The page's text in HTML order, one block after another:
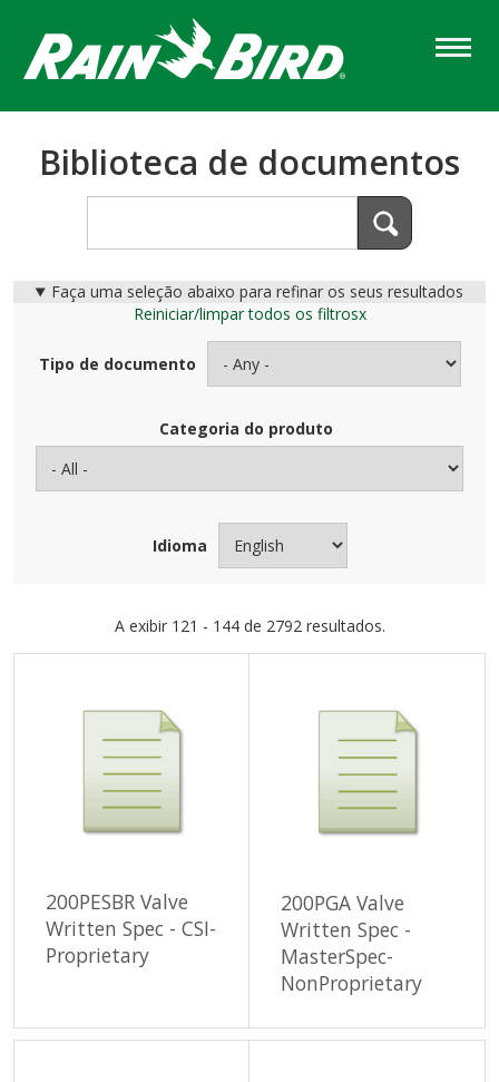
main
content
Biblioteca de documentos
Faça uma seleção abaixo para refinar os seus resultados
Reiniciar/limpar todos os filtrosx
Tipo de documento
Categoria do produto
Idioma
A exibir 121 - 144 de 2792 resultados.
200PESBR Valve
Written Spec - CSI-
Proprietary
200PGA Valve
Written Spec -
MasterSpec-
NonProprietary